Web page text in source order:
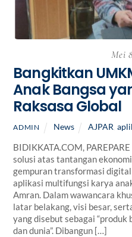
Mei
Bangkitkan
Anak Bangsa
Raksasa Global
ADMIN News AJPAR
BIDIKKATA.COM,
solusi atas tantangan
gempuran transformasi
aplikasi multifungsi karya
Amran. Dalam wawancara
latar belakang, visi besar,
yang disebut sebagai
dan dunia”. Dibangun […]